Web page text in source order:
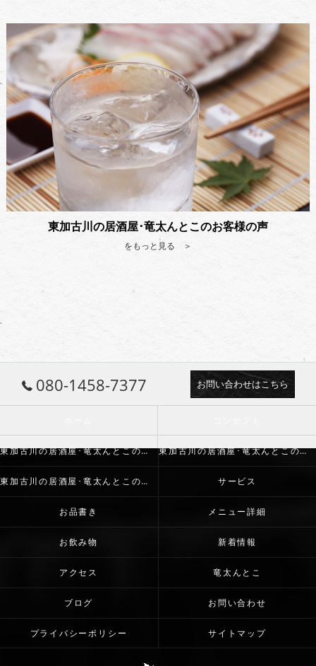
東加古川の居酒屋･竜太んとこのお客様の声
をもっと見る ＞
080-1458-7377 お問い合わせはこちら
東加古川の居酒屋･竜太んとこの口コミ情報 東加古川の居酒屋･竜太んとこの評判
東加古川の居酒屋･竜太んとこのお客様の声 サービス
お品書き メニュー詳細
お飲み物 新着情報
アクセス 竜太んとこ
ブログ お問い合わせ
プライバシーポリシー サイトマップ